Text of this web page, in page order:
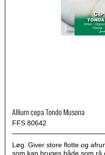
Allium cepa Tondo Musona
FFS 80642
Løg. Giver store flotte og
som kan bruges både som rå